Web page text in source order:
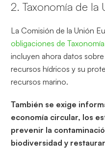
2. Taxonomía de la
La Comisión de la Unión
obligaciones de Taxonomía
incluyen ahora datos
recursos hídricos y su
recursos marino.
También se exige
economía circular, los
prevenir la
biodiversidad y